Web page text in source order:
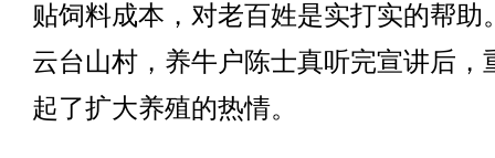
贴饲料成本，对老百姓是实打实的帮助
云台山村，养牛户陈士真听完宣讲后，
起了扩大养殖的热情。